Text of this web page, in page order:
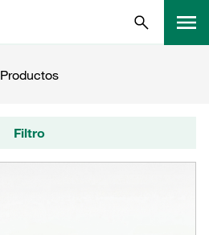
Productos
Filtro